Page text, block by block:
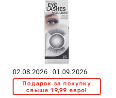
02.08.2026 - 01.09.2026
Подарок за покупку
свыше 19,99 евро!